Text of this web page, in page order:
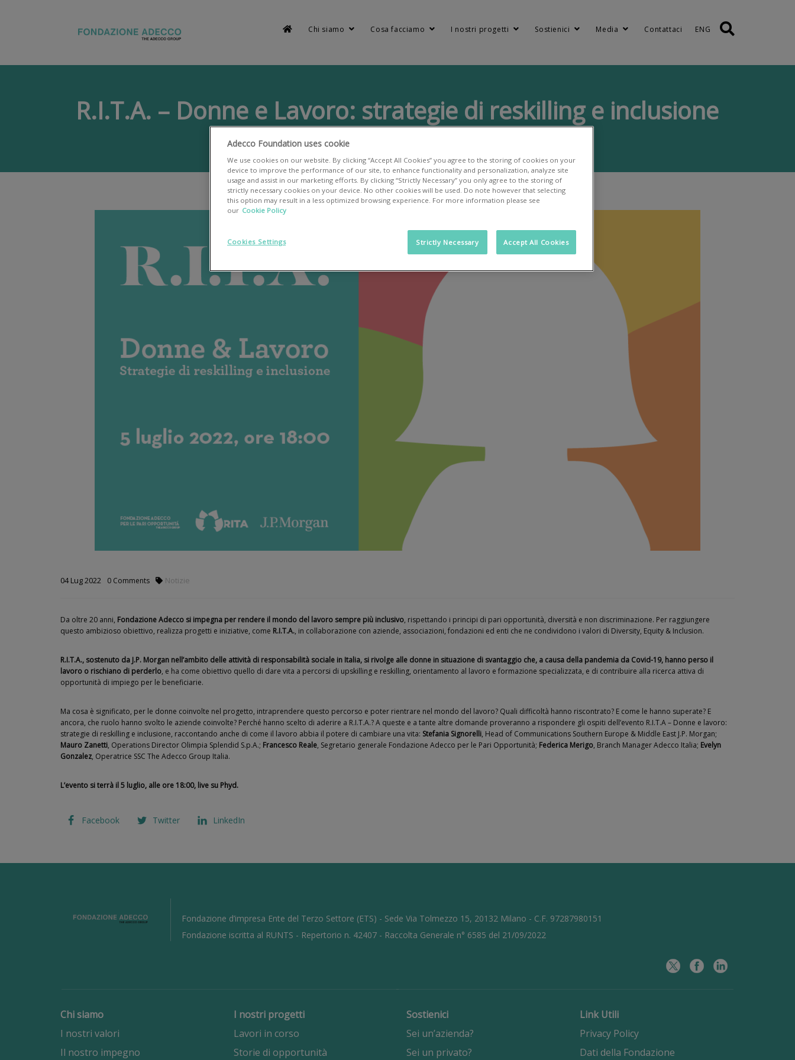
Chi siamo Cosa facciamo I nostri progetti Sostienici Media Contattaci ENG
R.I.T.A. – Donne e Lavoro: strategie di reskilling e inclusione
04 Lug2022 0 Comments Notizie
Da oltre 20 anni, Fondazione Adecco si impegna per rendere il mondo del lavoro sempre più inclusivo, rispettando i principi di pari opportunità, diversità e non discriminazione. Per raggiungere
questo ambizioso obiettivo, realizza progetti e iniziative, come R.I.T.A., in collaborazione con aziende, associazioni, fondazioni ed enti che ne condividono i valori di Diversity, Equity & Inclusion.
R.I.T.A., sostenuto da J.P. Morgan nell’ambito delle attività di responsabilità sociale in Italia, si rivolge alle donne in situazione di svantaggio che, a causa della pandemia da Covid-19, hanno perso il
lavoro o rischiano di perderlo, e ha come obiettivo quello di dare vita a percorsi di upskilling e reskilling, orientamento al lavoro e formazione specializzata, e di contribuire alla ricerca attiva di
opportunità di impiego per le beneficiarie.
Ma cosa è significato, per le donne coinvolte nel progetto, intraprendere questo percorso e poter rientrare nel mondo del lavoro? Quali difficoltà hanno riscontrato? E come le hanno superate? E
ancora, che ruolo hanno svolto le aziende coinvolte? Perché hanno scelto di aderire a R.I.T.A.? A queste e a tante altre domande proveranno a rispondere gli ospiti dell’evento R.I.T.A – Donne e lavoro:
strategie di reskilling e inclusione, raccontando anche di come il lavoro abbia il potere di cambiare una vita: Stefania Signorelli, Head of Communications Southern Europe & Middle East J.P. Morgan;
Mauro Zanetti, Operations Director Olimpia Splendid S.p.A.; Francesco Reale, Segretario generale Fondazione Adecco per le Pari Opportunità; Federica Merigo, Branch Manager Adecco Italia; Evelyn
Gonzalez, Operatrice SSC The Adecco Group Italia.
L’evento si terrà il 5 luglio, alle ore 18:00, live su Phyd.
Facebook Twitter LinkedIn
Fondazione d’impresa Ente del Terzo Settore (ETS) - Sede Via Tolmezzo 15, 20132 Milano - C.F. 97287980151
Fondazione iscritta al RUNTS - Repertorio n. 42407 - Raccolta Generale n° 6585 del 21/09/2022
Chi siamo
I nostri valori
Il nostro impegno
I nostri progetti
Lavori in corso
Storie di opportunità
Sostienici
Sei un’azienda?
Sei un privato?
Link Utili
Privacy Policy
Dati della Fondazione
Adecco Foundation uses cookie
We use cookies on our website. By clicking “Accept All Cookies” you agree to the storing of cookies on your
device to improve the performance of our site, to enhance functionality and personalization, analyze site
usage and assist in our marketing efforts. By clicking “Strictly Necessary” you only agree to the storing of
strictly necessary cookies on your device. No other cookies will be used. Do note however that selecting
this option may result in a less optimized browsing experience. For more information please see
our Cookie Policy
Strictly Necessary Accept All Cookies
Cookies Settings